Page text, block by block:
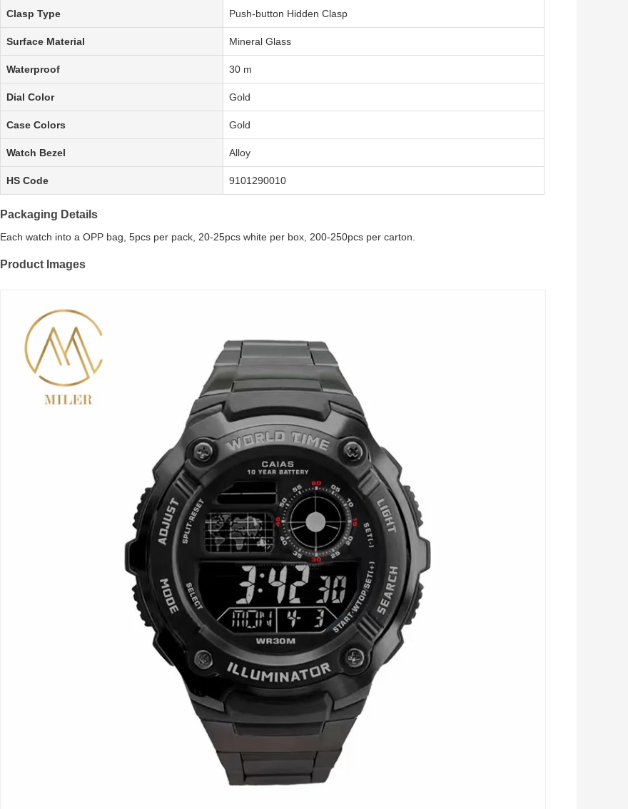
Clasp Type Push-button Hidden Clasp
Surface Material Mineral Glass
Waterproof 30 m
Dial Color Gold
Case Colors Gold
Watch Bezel Alloy
HS Code 9101290010
Packaging Details
Each watch into a OPP bag, 5pcs per pack, 20-25pcs white per box, 200-250pcs per carton.
Product Images